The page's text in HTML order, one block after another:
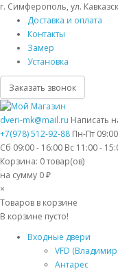
г. Симферополь, ул.
Доставка и оплата
Контакты
Замер
Установка
Заказать звонок
dveri-mk@mail.ru Написать
+7(978) 512-92-88 Пн-Пт
Сб 09:00 - 16:00 Вс 11:00 -
Корзина: 0товар(ов)
на сумму 0 ₽
×
Товаров в корзине
В корзине пусто!
Входные двери
VFD
Антарес